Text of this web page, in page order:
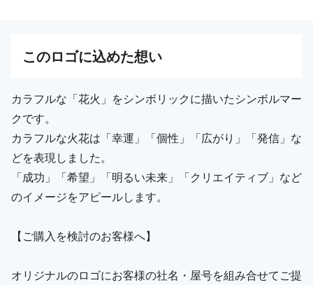
このロゴに込めた想い
カラフルな「花火」をシンボリックに描いたシンボルマー
クです。
カラフルな火花は「幸運」「個性」「広がり」「発信」な
どを表現しました。
「成功」「希望」「明るい未来」「クリエイティブ」など
のイメージをアピールします。
【ご購入を検討のお客様へ】
オリジナルのロゴにお客様の社名・屋号を組み合せてご提